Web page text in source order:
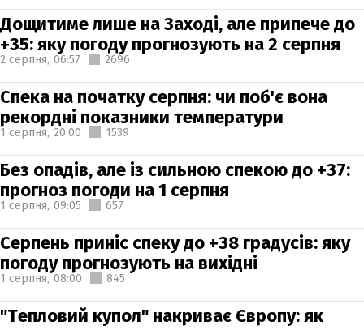
Дощитиме лише на Заході, але припече до
+35: яку погоду прогнозують на 2 серпня
2 серпня, 06:57 2696
Спека на початку серпня: чи поб'є вона
рекордні показники температури
1 серпня, 20:00 1539
Без опадів, але із сильною спекою до +37:
прогноз погоди на 1 серпня
1 серпня, 09:05 657
Серпень приніс спеку до +38 градусів: яку
погоду прогнозують на вихідні
1 серпня, 08:00 845
"Тепловий купол" накриває Європу: як